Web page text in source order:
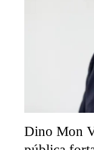
Dino Mon